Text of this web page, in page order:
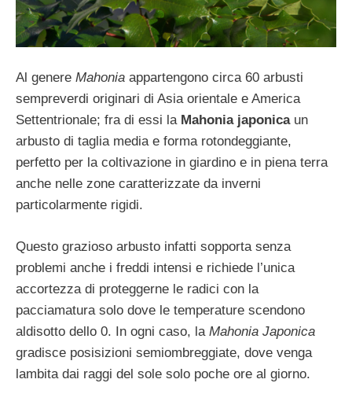
Al genere Mahonia appartengono circa 60 arbusti
sempreverdi originari di Asia orientale e America
Settentrionale; fra di essi la Mahonia japonicaun
arbusto di taglia media e forma rotondeggiante,
perfetto per la coltivazione in giardino e in piena terra
anche nelle zone caratterizzate da inverni
particolarmente rigidi.
Questo grazioso arbusto infatti sopporta senza
problemi anche i freddi intensi e richiede l’unica
accortezza di proteggerne le radici con la
pacciamatura solo dove le temperature scendono
aldisotto dello 0. In ogni caso, la Mahonia Japonica
gradisce posisizioni semiombreggiate, dove venga
lambita dai raggi del sole solo poche ore al giorno.